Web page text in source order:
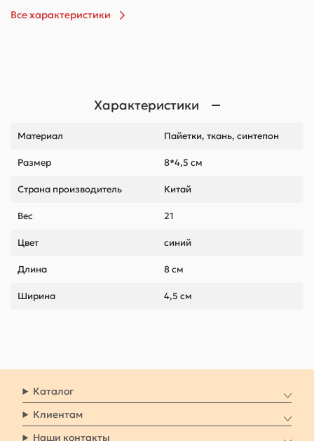
Все характеристики
Характеристики
Материал Пайетки, ткань, синтепон
Размер 8*4,5 см
Страна производитель Китай
Вес 21
Цвет синий
Длина 8 см
Ширина 4,5 см
Каталог
Клиентам
Наши контакты